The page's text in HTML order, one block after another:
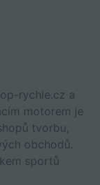
rychle.cz a
motorem je
tvorbu,
obchodů.
sportů